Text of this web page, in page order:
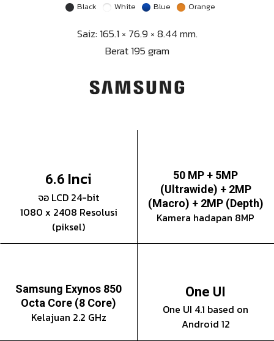
Black White Blue Orange
Saiz: 165.1 × 76.9 × 8.44 mm.
Berat 195 gram
6.6 Inci
จอ LCD 24-bit
1080 x 2408 Resolusi
(piksel)
50 MP + 5MP
(Ultrawide) + 2MP
(Macro) + 2MP (Depth)
Kamera hadapan 8MP
Samsung Exynos 850
Octa Core (8 Core)
Kelajuan 2.2 GHz
One UI
One UI 4.1 based on
Android 12